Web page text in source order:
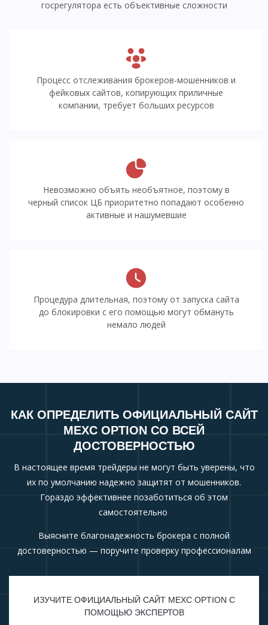
госрегулятора есть объективные сложности
Процесс отслеживания брокеров-мошенников и
фейковых сайтов, копирующих приличные
компании, требует больших ресурсов
Невозможно объять необъятное, поэтому в
черный список ЦБ приоритетно попадают особенно
активные и нашумевшие
Процедура длительная, поэтому от запуска сайта
до блокировки с его помощью могут обмануть
немало людей
КАК ОПРЕДЕЛИТЬ ОФИЦИАЛЬНЫЙ САЙТ
MEXC OPTION СО ВСЕЙ
ДОСТОВЕРНОСТЬЮ
В настоящее время трейдеры не могут быть уверены, что
их по умолчанию надежно защитят от мошенников.
Гораздо эффективнее позаботиться об этом
самостоятельно
Выясните благонадежность брокера с полной
достоверностью — поручите проверку профессионалам
ИЗУЧИТЕ ОФИЦИАЛЬНЫЙ САЙТ MEXC OPTION С
ПОМОЩЬЮ ЭКСПЕРТОВ